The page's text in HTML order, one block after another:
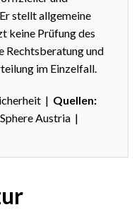
stellt allgemeine
keine Prüfung des
Rechtsberatung und
im Einzelfall.
| Quellen:
Austria |